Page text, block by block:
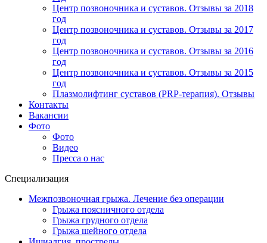
Центр позвоночника и суставов. Отзывы за 2018
год
Центр позвоночника и суставов. Отзывы за 2017
год
Центр позвоночника и суставов. Отзывы за 2016
год
Центр позвоночника и суставов. Отзывы за 2015
год
Плазмолифтинг суставов (PRP-терапия). Отзывы
Контакты
Вакансии
Фото
Фото
Видео
Пресса о нас
Специализация
Межпозвоночная грыжа. Лечение без операции
Грыжа поясничного отдела
Грыжа грудного отдела
Грыжа шейного отдела